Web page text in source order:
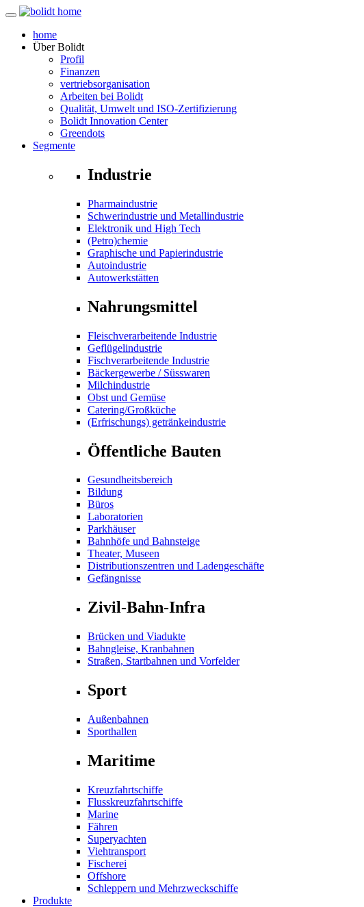
home
ÜberBolidt
Profil
Finanzen
vertriebsorganisation
Arbeiten bei Bolidt
Qualität, Umwelt und ISO-Zertifizierung
Bolidt Innovation Center
Greendots
Segmente
Industrie
Pharmaindustrie
Schwerindustrie und Metallindustrie
Elektronik und High Tech
(Petro)chemie
Graphische und Papierindustrie
Autoindustrie
Autowerkstätten
Nahrungsmittel
Fleischverarbeitende Industrie
Geflügelindustrie
Fischverarbeitende Industrie
Bäckergewerbe / Süsswaren
Milchindustrie
Obst und Gemüse
Catering/Großküche
(Erfrischungs) getränkeindustrie
Öffentliche Bauten
Gesundheitsbereich
Bildung
Büros
Laboratorien
Parkhäuser
Bahnhöfe und Bahnsteige
Theater, Museen
Distributionszentren und Ladengeschäfte
Gefängnisse
Zivil-Bahn-Infra
Brücken und Viadukte
Bahngleise, Kranbahnen
Straßen, Startbahnen und Vorfelder
Sport
Außenbahnen
Sporthallen
Maritime
Kreuzfahrtschiffe
Flusskreuzfahrtschiffe
Marine
Fähren
Superyachten
Viehtransport
Fischerei
Offshore
Schleppern und Mehrzweckschiffe
Produkte